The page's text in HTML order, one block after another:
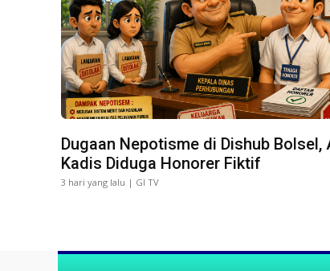
Dugaan Nepotisme di Dishub Bolsel,
Kadis Diduga Honorer Fiktif
3 hari yang lalu | GI TV